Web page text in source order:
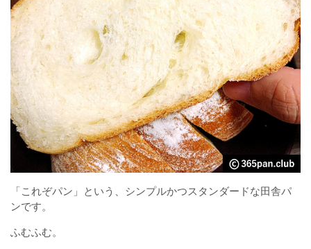
「これぞパン」という、シンプルかつスタンダードな田舎パ
ンです。
ふむふむ。